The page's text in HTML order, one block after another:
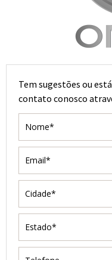
Tem sugestões ou
contato conosco